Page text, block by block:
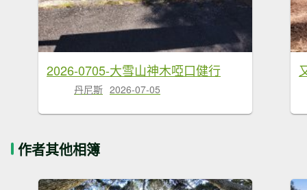
2026-0705-大雪山神木啞口健行
丹尼斯 2026-07-05
作者其他相簿